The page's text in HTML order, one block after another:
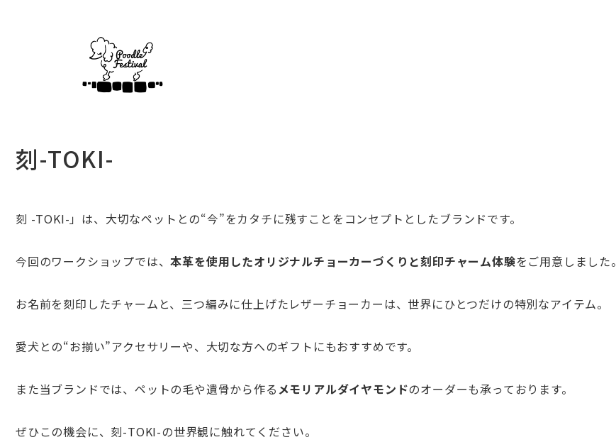
刻-TOKI-
刻 -TOKI-」は、大切なペットとの“今”をカタチに残すことをコンセプトとしたブランドです。
今回のワークショップでは、本革を使用したオリジナルチョーカーづくりと刻印チャーム体験をご用意しました。
お名前を刻印したチャームと、 三つ編みに仕上げたレザーチョーカーは、 世界にひとつだけの特別なアイテム。
愛犬との“お揃い”アクセサリーや、大切な方へのギフトにもおすすめです。
また当ブランドでは、ペットの毛や遺骨から作るメモリアルダイヤモンドのオーダーも承っております。
ぜひこの機会に、刻-TOKI-の世界観に触れてください。